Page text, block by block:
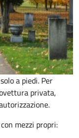
a piedi. Per
privata,
mezzi propri: